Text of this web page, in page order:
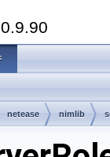
netease nimlib